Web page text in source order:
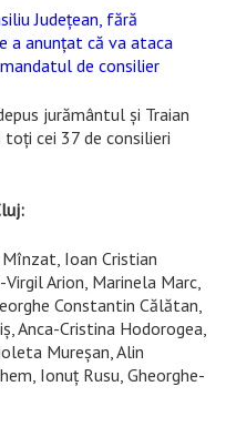
Județean, fără
a anunțat că va ataca
de consilier
jurământul și Traian
cei 37 de consilieri
Ioan Cristian
Arion, Marinela Marc,
Constantin Călătan,
Anca-Cristina Hodorogea,
Mureșan, Alin
Ionuț Rusu, Gheorghe-